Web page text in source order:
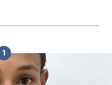
1